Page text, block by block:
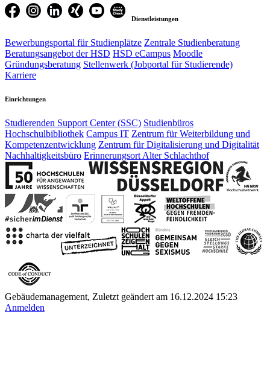
Dienstleistungen
Bewerbungsportal für Studienplätze Zentrale Studienberatung
Beratungsangebot der HSD HSD eCampus Moodle
Gründungsberatung Stellenwerk (Jobportal für Studierende)
Karriere
Einrichtungen
Studierenden Support Center (SSC) Studienbüros
Hochschulbibliothek Campus IT Zentrum für Weiterbildung und
Kompetenzentwicklung Zentrum für Digitalisierung und Digitalität
Nachhaltigkeitsbüro Erinnerungsort Alter Schlachthof
Gebäudemanagement, Zuletzt geändert am 16.12.2024 15:23
Anmelden